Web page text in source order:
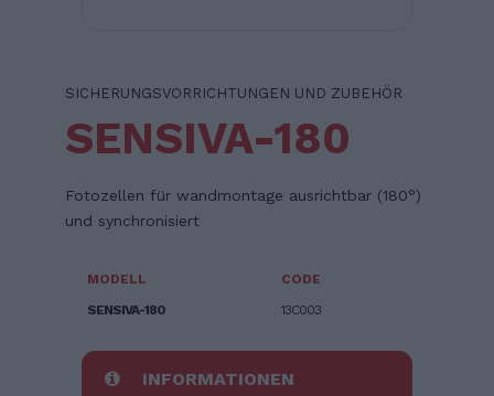
SICHERUNGSVORRICHTUNGEN UND ZUBEHÖR
SENSIVA-180
Fotozellen für wandmontage ausrichtbar (180°)
und synchronisiert
MODELL
CODE
SENSIVA-180
13C003
INFORMATIONEN